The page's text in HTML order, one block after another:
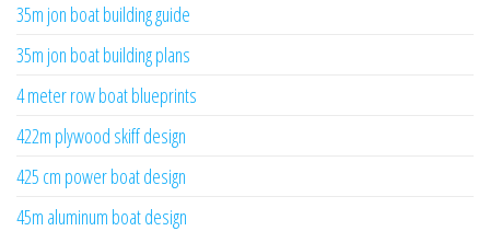
35m jon boat building guide
35m jon boat building plans
4 meter row boat blueprints
422m plywood skiff design
425 cm power boat design
45m aluminum boat design